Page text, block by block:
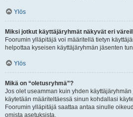
Ylös
Miksi jotkut käyttäjäryhmät näkyvät eri
Foorumin ylläpitäjä voi määritellä tietyn
helpottaa kyseisen käyttäjäryhmän jäsenten
Ylös
Mikä on “oletusryhmä”?
Jos olet useamman kuin yhden
käytetään määriteltäessä sinun kohdallasi
Foorumin ylläpitäjä saattaa antaa sinulle
omista asetuksista.